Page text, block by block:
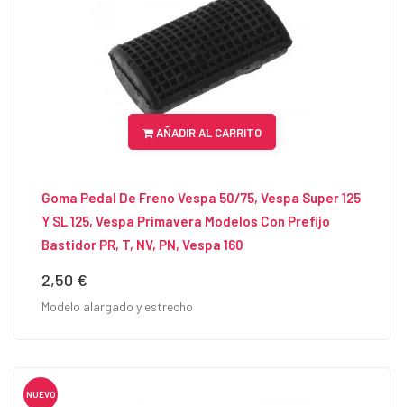
AÑADIR AL CARRITO
Goma Pedal De Freno Vespa 50/75, Vespa Super 125
Y SL 125, Vespa Primavera Modelos Con Prefijo
Bastidor PR, T, NV, PN, Vespa 160
Precio
2,50 €
Modelo alargado y estrecho
NUEVO